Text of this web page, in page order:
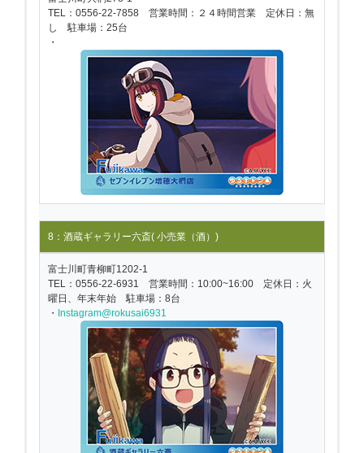
TEL：0556-22-7858 営業時間：２４時間営業 定休日：無
し 駐車場：25台
・
8：酒蔵ギャラリー六斎( 小売業（酒）)
富士川町青柳町1202-1
TEL：0556-22-6931 営業時間：10:00~16:00 定休日：火
曜日、年末年始 駐車場：8台
・ Instagram@rokusai6931